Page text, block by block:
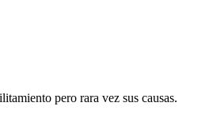
pero rara vez sus causas.